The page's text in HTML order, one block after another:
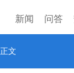
新闻 问答
文